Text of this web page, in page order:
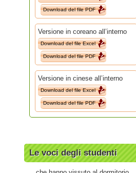
Download del file PDF
Versione in coreano all’interno
Download del file Excel
Download del file PDF
Versione in cinese all’interno
Download del file Excel
Download del file PDF
Le voci degli studenti